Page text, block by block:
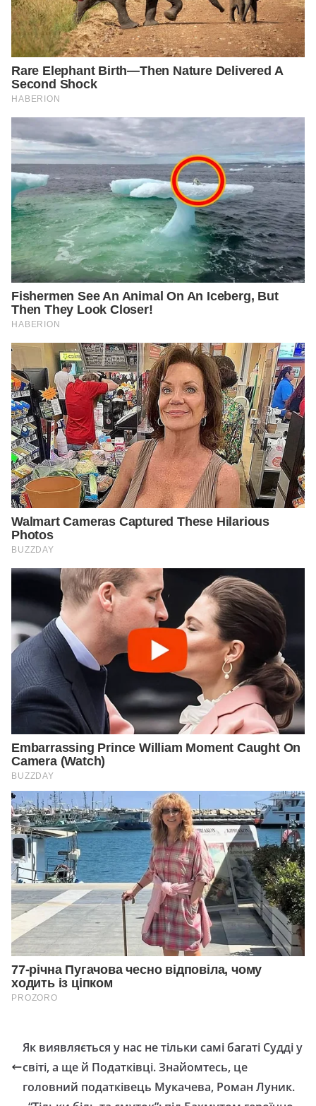
Як виявляється у нас не тільки самі багаті Судді у
світі, а ще й Податківці. Знайомтесь, це
головний податківець Мукачева, Роман Луник.